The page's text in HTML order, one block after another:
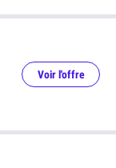
Voir l'offre